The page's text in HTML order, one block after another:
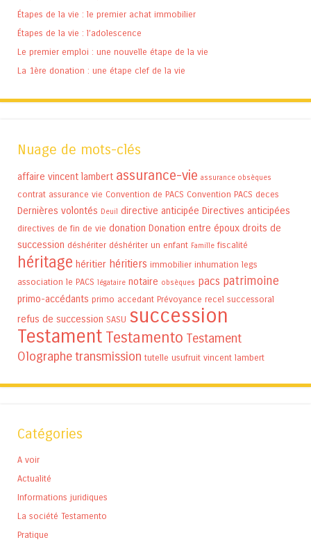
Étapes de la vie : le premier achat immobilier
Étapes de la vie : l’adolescence
Le premier emploi : une nouvelle étape de la vie
La 1ère donation : une étape clef de la vie
Nuage de mots-clés
affaire vincent lambert assurance-vie assurance obsèques
contrat assurance vie Convention de PACS Convention PACS deces
Dernières volontés Deuil directive anticipée Directives anticipées
directives de fin de vie donation Donation entre époux droits de
succession déshériter déshériter un enfant Famille fiscalité
héritage héritier héritiers immobilier inhumation legs
association le PACS légataire notaire obsèques pacs patrimoine
primo-accédants primo accedant Prévoyance recel successoral
refus de succession SASU succession
Testament Testamento Testament
Olographetransmission tutelle usufruit vincent lambert
Catégories
A voir
Actualité
Informations juridiques
La société Testamento
Pratique